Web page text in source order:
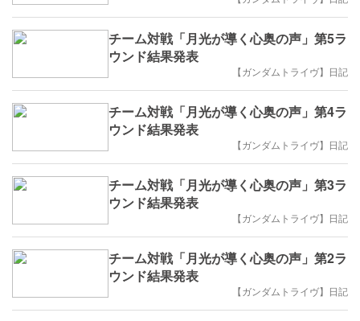
チーム対戦「月光が導く心奥の声」第5ラ
ウンド結果発表
【ガンダムトライヴ】日記
チーム対戦「月光が導く心奥の声」第4ラ
ウンド結果発表
【ガンダムトライヴ】日記
チーム対戦「月光が導く心奥の声」第3ラ
ウンド結果発表
【ガンダムトライヴ】日記
チーム対戦「月光が導く心奥の声」第2ラ
ウンド結果発表
【ガンダムトライヴ】日記